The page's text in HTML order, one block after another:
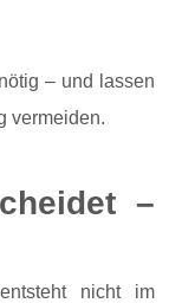
– und lassen
vermeiden.
–
nicht im